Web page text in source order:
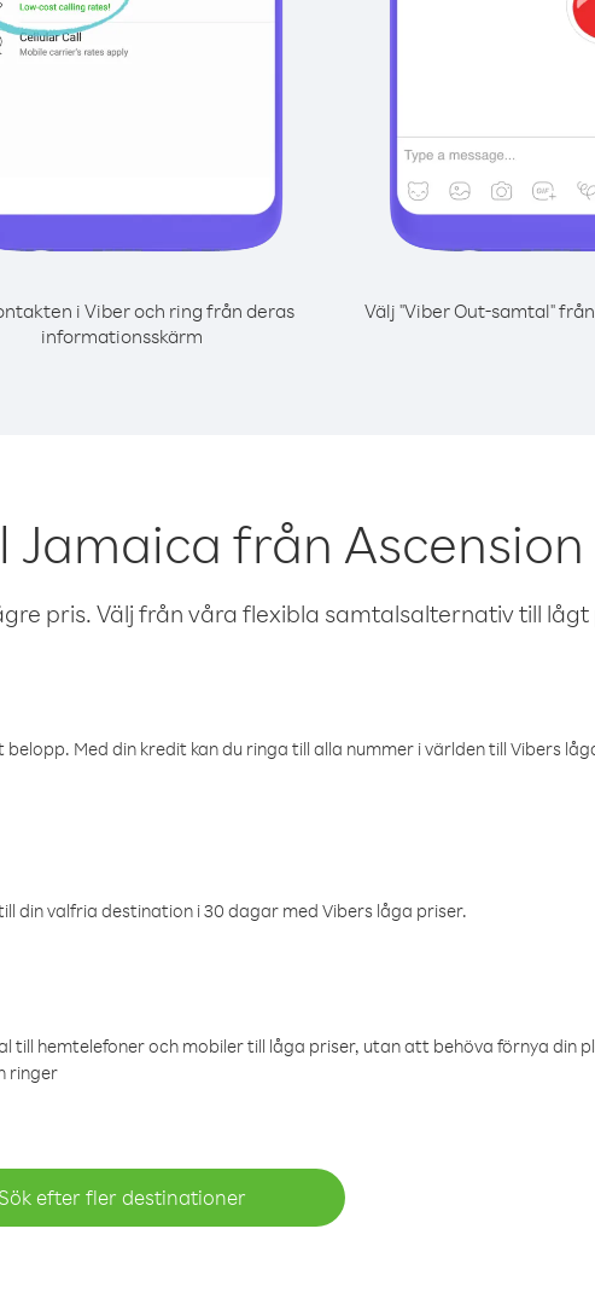
i Viber och ring från deras
informationsskärm
Välj "Viber Out-samtal"
Jamaica från Ascension
pris. Välj från våra flexibla samtalsalternativ till lågt
Med din kredit kan du ringa till alla nummer i världen till Vibers
valfria destination i 30 dagar med Vibers låga priser.
hemtelefoner och mobiler till låga priser, utan att behöva förnya din
ringer
Sök efter fler destinationer